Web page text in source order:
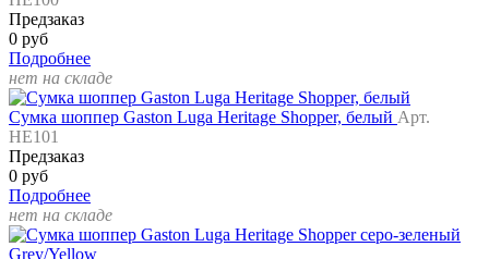
Предзаказ
0 руб
Подробнее
нет на складе
Сумка шоппер Gaston Luga Heritage Shopper, белый Арт.
HE101
Предзаказ
0 руб
Подробнее
нет на складе